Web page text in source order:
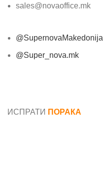
sales@novaoffice.mk
@SupernovaMakedonija
@Super_nova.mk
ИСПРАТИ ПОРАКА